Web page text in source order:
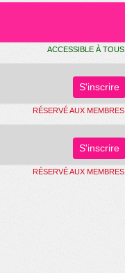
ACCESSIBLE À TOUS
S'inscrire
RÉSERVÉ AUX MEMBRES
S'inscrire
RÉSERVÉ AUX MEMBRES